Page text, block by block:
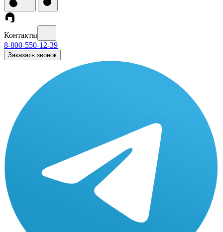
Контакты
8-800-550-12-39
Заказать звонок